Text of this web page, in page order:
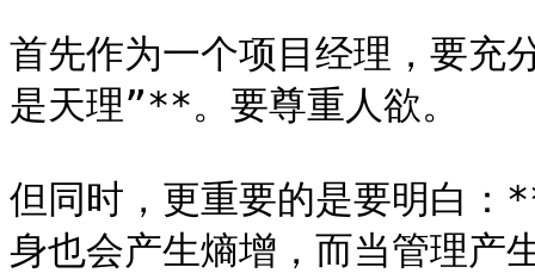
首先作为一个项目经理，要充
是天理”**。要尊重人欲。
但同时，更重要的是要明白：
身也会产生熵增，而当管理产